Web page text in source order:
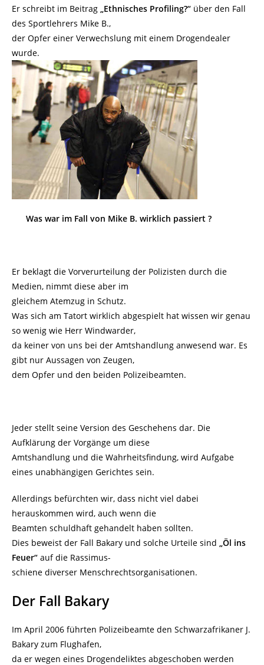
Er schreibt im Beitrag „Ethnisches Profiling?“ über den Fall
des Sportlehrers Mike B.,
der Opfer einer Verwechslung mit einem Drogendealer
wurde.
Was war im Fall von Mike B. wirklich passiert ?
Er beklagt die Vorverurteilung der Polizisten durch die
Medien, nimmt diese aber im
gleichem Atemzug in Schutz.
Was sich am Tatort wirklich abgespielt hat wissen wir genau
so wenig wie Herr Windwarder,
da keiner von uns bei der Amtshandlung anwesend war. Es
gibt nur Aussagen von Zeugen,
dem Opfer und den beiden Polizeibeamten.
Jeder stellt seine Version des Geschehens dar. Die
Aufklärung der Vorgänge um diese
Amtshandlung und die Wahrheitsfindung, wird Aufgabe
eines unabhängigen Gerichtes sein.
Allerdings befürchten wir, dass nicht viel dabei
herauskommen wird, auch wenn die
Beamten schuldhaft gehandelt haben sollten.
Dies beweist der Fall Bakary und solche Urteile sind „Öl ins
Feuer“ auf die Rassimus-
schiene diverser Menschrechtsorganisationen.
Der Fall Bakary
Im April 2006 führten Polizeibeamte den Schwarzafrikaner J.
Bakary zum Flughafen,
da er wegen eines Drogendeliktes abgeschoben werden